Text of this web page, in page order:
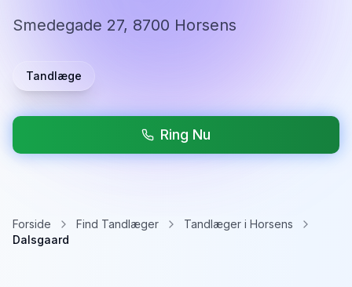
Smedegade 27, 8700 Horsens
Tandlæge
Ring Nu
Forside Find Tandlæger
Tandlæger i Horsens
Dalsgaard